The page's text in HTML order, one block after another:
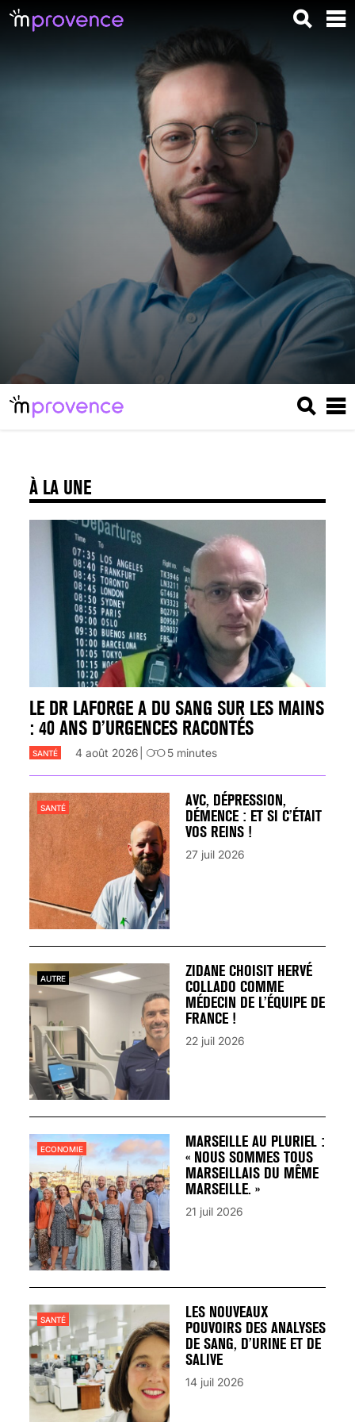
À LA UNE
LE DR LAFORGE A DU SANG SUR LES MAINS
: 40 ANS D’URGENCES RACONTÉS
SANTÉ 4 août 2026 5 minutes
AVC, DÉPRESSION,
DÉMENCE : ET SI C’ÉTAIT
VOS REINS !
SANTÉ
27 juil 2026
ZIDANE CHOISIT HERVÉ
COLLADO COMME
MÉDECIN DE L’ÉQUIPE DE
FRANCE !
AUTRE
22 juil 2026
MARSEILLE AU PLURIEL :
« NOUS SOMMES TOUS
MARSEILLAIS DU MÊME
MARSEILLE. »
ECONOMIE
21 juil 2026
LES NOUVEAUX
POUVOIRS DES ANALYSES
DE SANG, D’URINE ET DE
SALIVE
SANTÉ
14 juil 2026